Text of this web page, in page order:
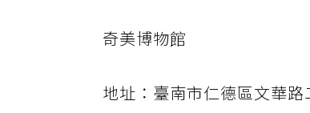
奇美博物館
地址：臺南市仁德區文華路